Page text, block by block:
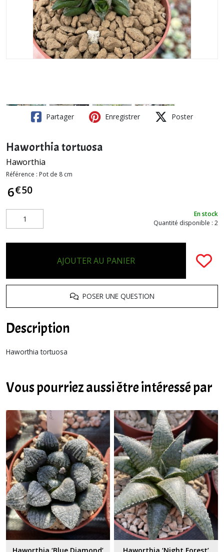
Partager Enregistrer Poster
Haworthia tortuosa
Haworthia
Référence : Pot de 8 cm
6€50
En stock
Quantité disponible : 2
AJOUTER AU PANIER
POSER UNE QUESTION
Description
Haworthia tortuosa
Vous pourriez aussi être intéressé par